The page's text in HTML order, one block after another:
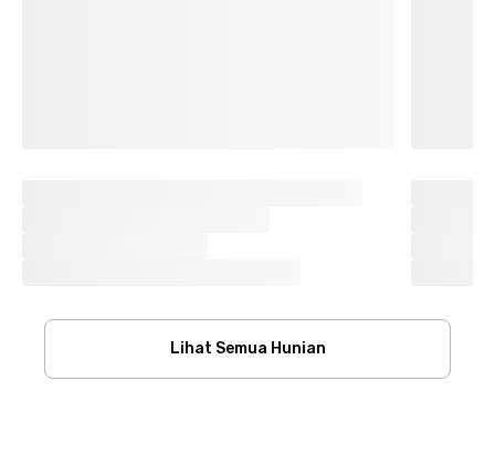
Lihat Semua Hunian